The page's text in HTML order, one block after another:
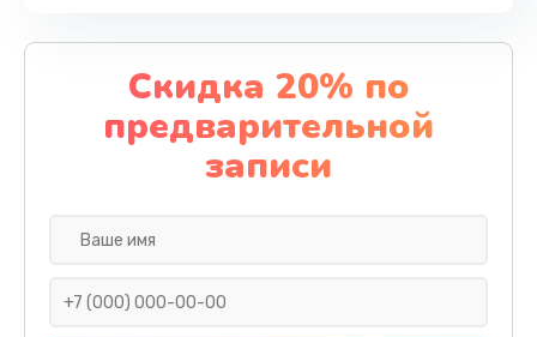
Скидка 20% по
предварительной
записи